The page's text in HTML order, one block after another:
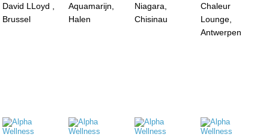
David LLoyd ,
Brussel
Aquamarijn,
Halen
Niagara,
Chisinau
Chaleur
Lounge,
Antwerpen